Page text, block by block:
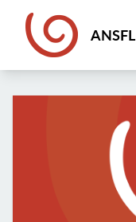
ANSFL